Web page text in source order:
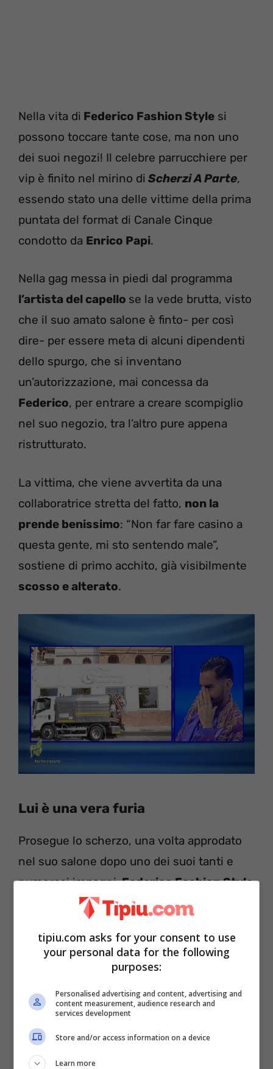
Nella vita di Federico Fashion Style si
possono toccare tante cose, ma non uno
dei suoi negozi! Il celebre parrucchiere per
vip è finito nel mirino di Scherzi A Parte,
essendo stato una delle vittime della prima
puntata del format di Canale Cinque
condotto da Enrico Papi.
Nella gag messa in piedi dal programma
l’artista del capello se la vede brutta, visto
che il suo amato salone è finto- per così
dire- per essere meta di alcuni dipendenti
dello spurgo, che si inventano
un’autorizzazione, mai concessa da
Federico, per entrare a creare scompiglio
nel suo negozio, tra l’altro pure appena
ristrutturato.
La vittima, che viene avvertita da una
collaboratrice stretta del fatto, non la
prende benissimo: “Non far fare casino a
questa gente, mi sto sentendo male”,
sostiene di primo acchito, già visibilmente
scosso e alterato.
Lui è una vera furia
Prosegue lo scherzo, una volta approdato
nel suo salone dopo uno dei suoi tanti e
numerosi impegni,Federico Fashion Style
si confronta subito con i dipendenti arrivati
per seminare il panico, invece che
realizzare i lavori organizzati dal comune di
tipiu.com asks for your consent to use
your personal data for the following
purposes:
Personalised advertising and content, advertising and
content measurement, audience research and
services development
Store and/or access information on a device
Learn more